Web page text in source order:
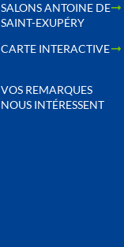
SALONS ANTOINE DE
SAINT-EXUPÉRY
CARTE INTERACTIVE
VOS REMARQUES
NOUS INTÉRESSENT